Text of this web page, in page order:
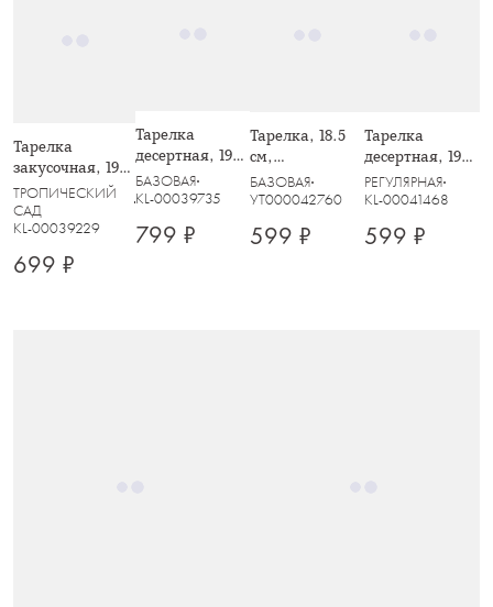
Тарелка
закусочная, 19
см, Тропические
цветы
ТРОПИЧЕСКИЙ
САД
KL-00039229
699 ₽
Тарелка
десертная, 19
см, фарфор F,
белая, с
кантом, Arctic
БАЗОВАЯ
KL-00039735
799 ₽
Тарелка, 18.5
см,
квадратная,
Даймонд
БАЗОВАЯ
УТ000042760
599 ₽
Тарелка
десертная, 19
см, фарфор P,
белая, с
кантом, White
РЕГУЛЯРНАЯ
KL-00041468
599 ₽